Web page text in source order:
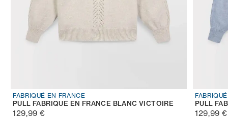
FABRIQUÉ EN FRANCE
PULL FABRIQUÉ EN FRANCE BLANC VICTOIRE
129,99 €
PULL
129,99 €